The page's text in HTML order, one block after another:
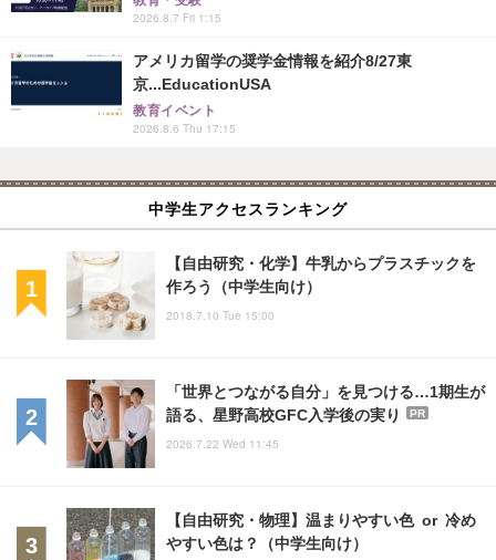
2026.8.7 Fri 1:15
アメリカ留学の奨学金情報を紹介8/27東
京...EducationUSA
教育イベント
2026.8.6 Thu 17:15
中学生アクセスランキング
【自由研究・化学】牛乳からプラスチックを
作ろう（中学生向け）
2018.7.10 Tue 15:00
「世界とつながる自分」を見つける…1期生が
語る、星野高校GFC入学後の実り
PR
2026.7.22 Wed 11:45
【自由研究・物理】温まりやすい色 or 冷め
やすい色は？（中学生向け）